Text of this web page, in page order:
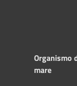
Organismo
mare